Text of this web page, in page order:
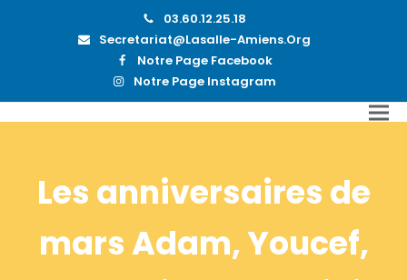
03.60.12.25.18
Secretariat@lasalle-Amiens.org
Notre Page Facebook
Notre Page Instagram
Les anniversaires de
mars Adam, Youcef,